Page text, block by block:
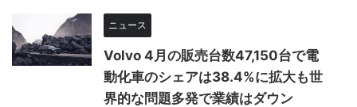
ニュース
Volvo 4月の販売台数47,150台で電
動化車のシェアは38.4%に拡大も世
界的な問題多発で業績はダウン